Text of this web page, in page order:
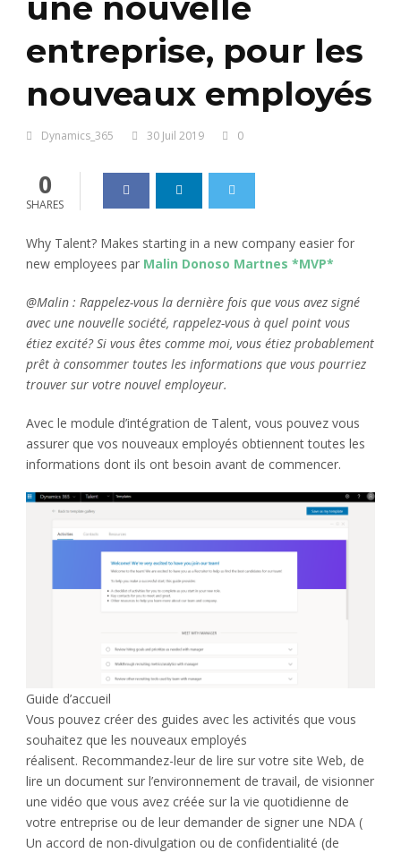
entreprise, pour les
nouveaux employés
Dynamics_365 30 Juil 2019 0
0
SHARES
Why Talent? Makes starting in a new company easier for
new employees par Malin Donoso Martnes *MVP*
@Malin : Rappelez-vous la dernière fois que vous avez signé
avec une nouvelle société, rappelez-vous à quel point vous
étiez excité? Si vous êtes comme moi, vous étiez probablement
prêt à consommer toutes les informations que vous pourriez
trouver sur votre nouvel employeur.
Avec le module d’intégration de Talent, vous pouvez vous
assurer que vos nouveaux employés obtiennent toutes les
informations dont ils ont besoin avant de commencer.
Guide d’accueil
Vous pouvez créer des guides avec les activités que vous
souhaitez que les nouveaux employés
réalisent. Recommandez-leur de lire sur votre site Web, de
lire un document sur l’environnement de travail, de visionner
une vidéo que vous avez créée sur la vie quotidienne de
votre entreprise ou de leur demander de signer une NDA (
Un accord de non-divulgation ou de confidentialité (de